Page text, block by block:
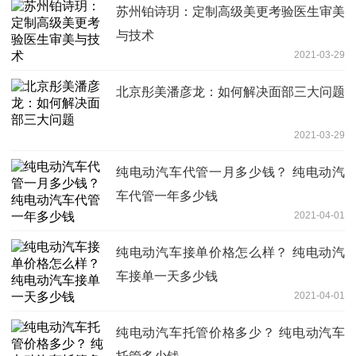
苏州铂诗玥：定制高级美更考验医生审美
与技术
2021-03-29
北京彤美潘彦龙：如何解决面部三大问题
2021-03-29
纯电动汽车代管一月多少钱？ 纯电动汽
车代管一年多少钱
2021-04-01
纯电动汽车接单价格怎么样？ 纯电动汽
车接单一天多少钱
2021-04-01
纯电动汽车托管价格多少？ 纯电动汽车